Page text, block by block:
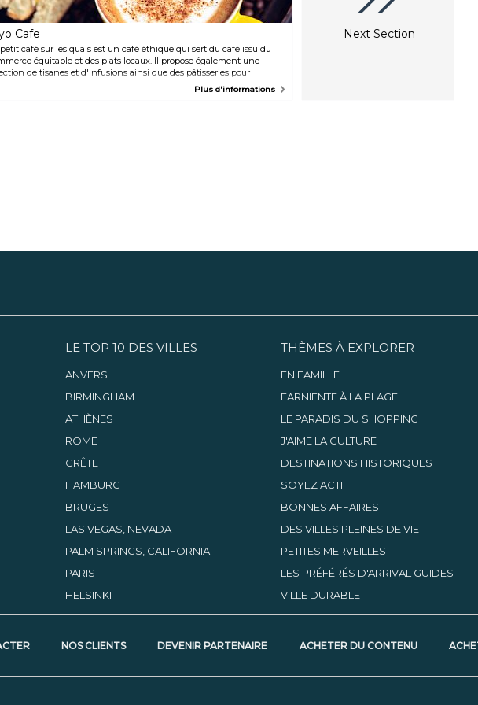
Cafe
café sur les quais est un café éthique qui sert du café issu du
équitable et des plats locaux. Il propose également une
de tisanes et d'infusions ainsi que des pâtisseries pour
Plus d'informations
Next Section
LE TOP 10 DES VILLES
ANVERS
BIRMINGHAM
ATHÈNES
ROME
CRÊTE
HAMBURG
BRUGES
LAS VEGAS, NEVADA
PALM SPRINGS, CALIFORNIA
PARIS
HELSINKI
THÈMES À EXPLORER
EN FAMILLE
FARNIENTE À LA PLAGE
LE PARADIS DU SHOPPING
J'AIME LA CULTURE
DESTINATIONS HISTORIQUES
SOYEZ ACTIF
BONNES AFFAIRES
DES VILLES PLEINES DE VIE
PETITES MERVEILLES
LES PRÉFÉRÉS D'ARRIVAL GUIDES
VILLE DURABLE
NOS CLIENTS DEVENIR PARTENAIRE ACHETER DU CONTENU